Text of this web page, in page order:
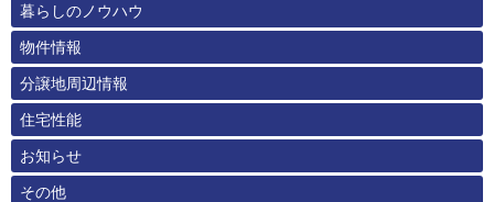
暮らしのノウハウ
物件情報
分譲地周辺情報
住宅性能
お知らせ
その他